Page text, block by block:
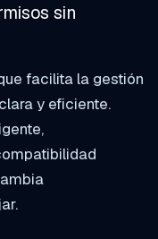
sin
facilita la gestión
y eficiente.